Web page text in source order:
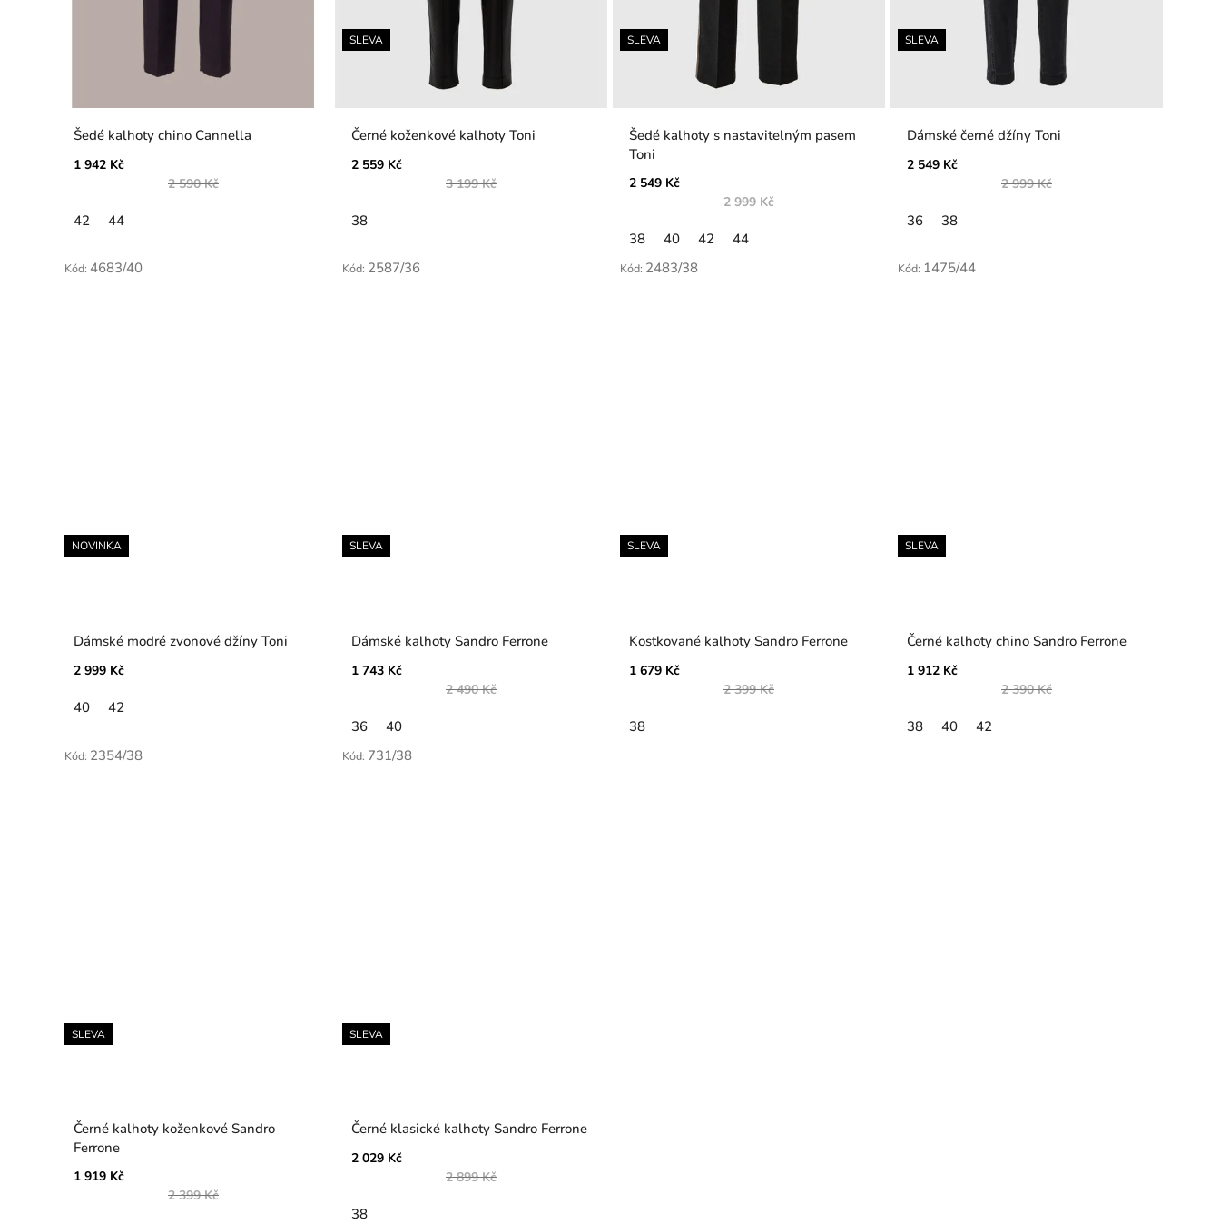
Šedé kalhoty chino Cannella
1 942 Kč
2 590 Kč
42 44
SLEVA
Černé koženkové kalhoty Toni
2 559 Kč
3 199 Kč
38
SLEVA
Šedé kalhoty s nastavitelným pasem
Toni
2 549 Kč
2 999 Kč
38 40 42 44
SLEVA
Dámské černé džíny Toni
2 549 Kč
2 999 Kč
36 38
NOVINKA
Dámské modré zvonové džíny Toni
2 999 Kč
40 42
Kód: 4683/40
SLEVA
Dámské kalhoty Sandro Ferrone
1 743 Kč
2 490 Kč
36 40
Kód: 2587/36
SLEVA
Kostkované kalhoty Sandro Ferrone
1 679 Kč
2 399 Kč
38
Kód: 2483/38
SLEVA
Černé kalhoty chino Sandro Ferrone
1 912 Kč
2 390 Kč
38 40 42
Kód: 1475/44
SLEVA
Černé kalhoty koženkové Sandro
Ferrone
1 919 Kč
2 399 Kč
Kód: 2354/38
SLEVA
Černé klasické kalhoty Sandro Ferrone
2 029 Kč
2 899 Kč
38
Kód: 731/38